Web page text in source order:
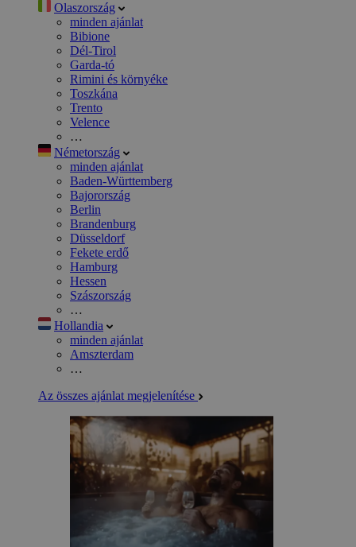
Olaszország
minden ajánlat
Bibione
Dél-Tirol
Garda-tó
Rimini és környéke
Toszkána
Trento
Velence
…
Németország
minden ajánlat
Baden-Württemberg
Bajorország
Berlin
Brandenburg
Düsseldorf
Fekete erdő
Hamburg
Hessen
Szászország
…
Hollandia
minden ajánlat
Amszterdam
…
Az összes ajánlat megjelenítése